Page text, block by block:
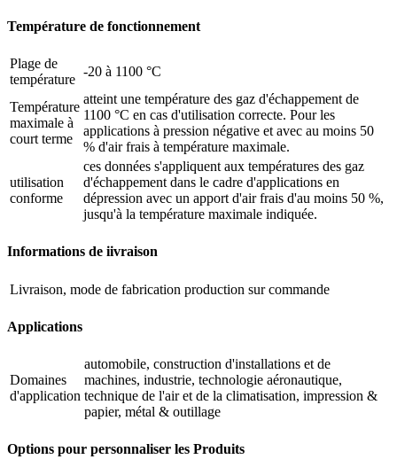
Température de fonctionnement
Plage de
température
-20 à 1100 °C
Température
maximale à
court terme
atteint une température des gaz d'échappement de
1100 °C en cas d'utilisation correcte. Pour les
applications à pression négative et avec au moins 50
% d'air frais à température maximale.
utilisation
conforme
ces données s'appliquent aux températures des gaz
d'échappement dans le cadre d'applications en
dépression avec un apport d'air frais d'au moins 50 %,
jusqu'à la température maximale indiquée.
Informations de iivraison
Livraison, mode de fabrication production sur commande
Applications
Domaines
d'application
automobile, construction d'installations et de
machines, industrie, technologie aéronautique,
technique de l'air et de la climatisation, impression &
papier, métal & outillage
Options pour personnaliser les Produits